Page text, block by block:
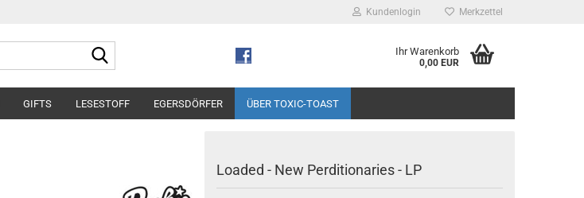
Kundenlogin Merkzettel
Ihr Warenkorb
0,00 EUR
GIFTS LESESTOFF EGERSDÖRFER ÜBER TOXIC-TOAST
Loaded - New Perditionaries - LP